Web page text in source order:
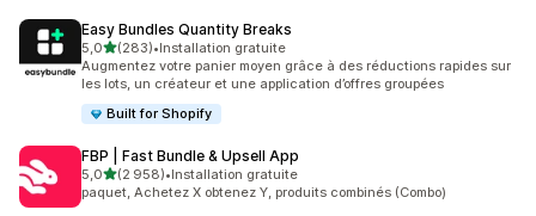
Easy Bundles Quantity Breaks
5,0étoile(s) sur 5
(283)
283 avis au total
•Installation gratuite
Augmentez votre panier moyen grâce à des réductions rapides sur
les lots, un créateur et une application d’offres groupées
Built for Shopify
FBP | Fast Bundle & Upsell App
5,0étoile(s) sur 5
(2 958)
2958 avis au total
•Installation gratuite
paquet, Achetez X obtenez Y, produits combinés (Combo)